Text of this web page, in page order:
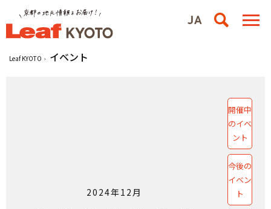
Leaf KYOTO イベント
2024年12月
開催中
のイベ
ント
今後の
イベン
ト